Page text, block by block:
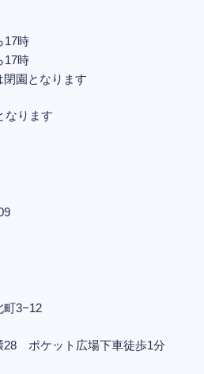
17時
17時
閉園となります
なります
3−12
28 ポケット広場下車徒歩1分